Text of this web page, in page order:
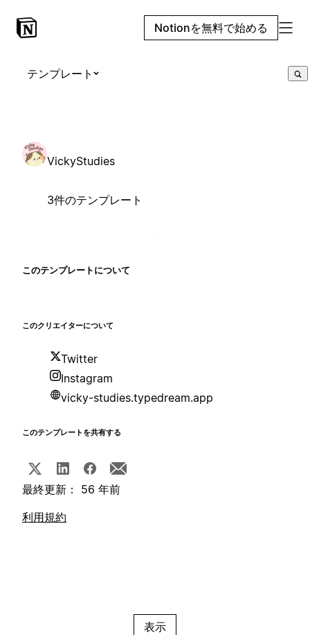
Notionを無料で始める
テンプレート
VickyStudies
3件のテンプレート
このテンプレートについて
このクリエイターについて
Twitter
Instagram
vicky-studies.typedream.app
このテンプレートを共有する
最終更新： 56 年前
利用規約
表示